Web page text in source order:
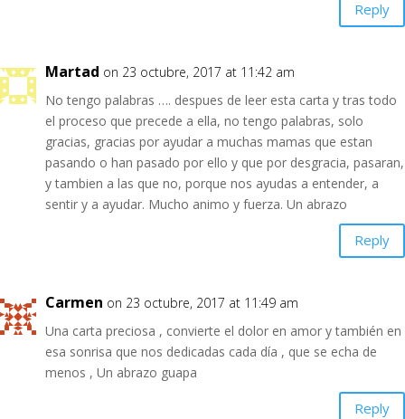
Reply
Martad on 23 octubre, 2017 at 11:42 am
No tengo palabras …. despues de leer esta carta y tras todo
el proceso que precede a ella, no tengo palabras, solo
gracias, gracias por ayudar a muchas mamas que estan
pasando o han pasado por ello y que por desgracia, pasaran,
y tambien a las que no, porque nos ayudas a entender, a
sentir y a ayudar. Mucho animo y fuerza. Un abrazo
Reply
Carmen on 23 octubre, 2017 at 11:49 am
Una carta preciosa , convierte el dolor en amor y también en
esa sonrisa que nos dedicadas cada día , que se echa de
menos , Un abrazo guapa
Reply